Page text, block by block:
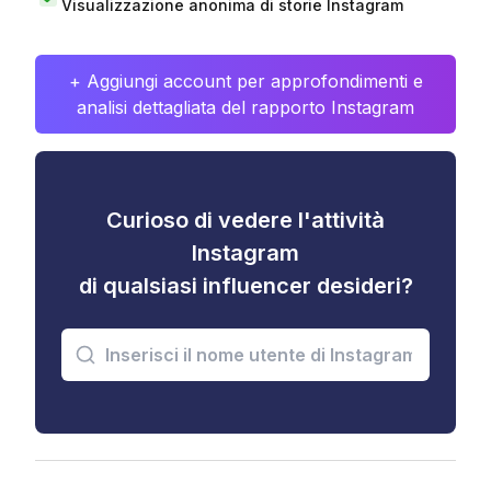
Visualizzazione anonima di storie Instagram
+ Aggiungi account per approfondimenti e
analisi dettagliata del rapporto Instagram
Curioso di vedere l'attività
Instagram
di qualsiasi influencer desideri?